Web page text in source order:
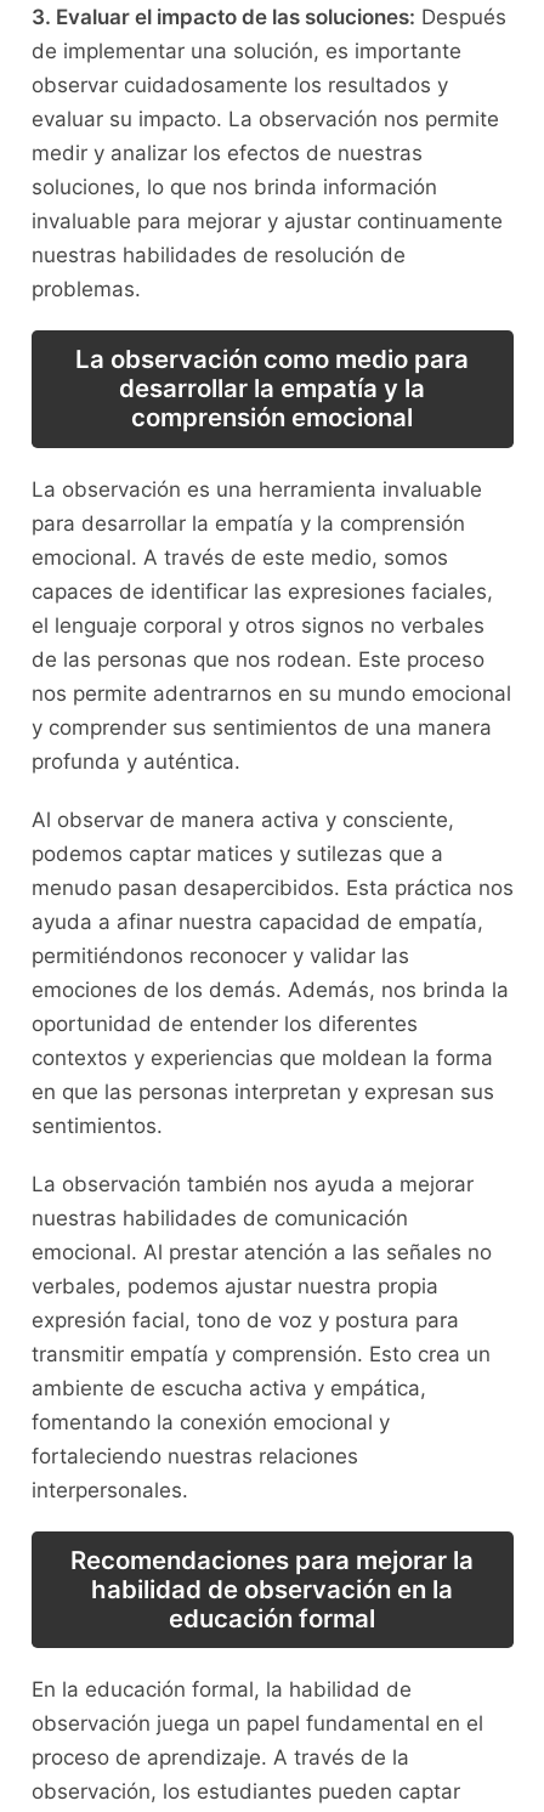
3. Evaluar el impacto de las soluciones: Después
de implementar una⁣ solución, es importante
observar cuidadosamente los resultados y‌
evaluar su impacto. La observación​ nos ⁢permite
medir⁤ y ‌analizar los efectos de ⁤nuestras
soluciones, lo que nos⁤ brinda​ información
invaluable⁤ para mejorar​ y ajustar continuamente
nuestras habilidades⁢ de resolución de
‌problemas.
La observación como medio para
desarrollar la‍ empatía y⁢ la
comprensión ‍emocional
La observación es⁢ una herramienta invaluable
para ⁣desarrollar ⁣la empatía y la comprensión
‍emocional. A través ​de este‌ medio, somos
capaces de identificar las expresiones faciales,
el ⁢lenguaje ⁤corporal y otros ⁣signos ‍no ⁣verbales⁤
de las personas que nos ⁢rodean. Este proceso ​
nos permite ⁤adentrarnos en‍ su⁣ mundo emocional
y comprender sus sentimientos de una manera
⁢profunda y ‍auténtica.
Al observar de manera ‌activa y consciente,
podemos ​captar matices y sutilezas que a
menudo pasan ​desapercibidos. Esta práctica nos
ayuda a afinar nuestra capacidad de ⁤empatía,
permitiéndonos reconocer y ⁤validar las
emociones de los ⁣demás. Además, ⁤nos brinda⁣ la
‍oportunidad de entender los diferentes
contextos ​y​ experiencias que⁤ moldean la forma
en que ⁢las personas interpretan y expresan ‌sus‍
sentimientos.
La observación también nos‍ ayuda a mejorar
⁤nuestras habilidades de⁢ comunicación
emocional. Al prestar⁣ atención a ⁢las señales ⁤no
verbales, podemos ajustar ‌nuestra propia
expresión facial, tono de ⁤voz y postura ​para
transmitir empatía‌ y comprensión. Esto crea un
ambiente‌ de escucha activa y empática,
fomentando ​la conexión ‍emocional y
⁤fortaleciendo nuestras relaciones
interpersonales.
Recomendaciones⁢ para mejorar la
habilidad⁤ de observación en‌ la
educación formal
En la ‍educación formal, la ⁢habilidad de
observación juega un papel ⁣fundamental en el⁣
proceso de ​aprendizaje. A través de la
observación, los estudiantes pueden⁤ captar